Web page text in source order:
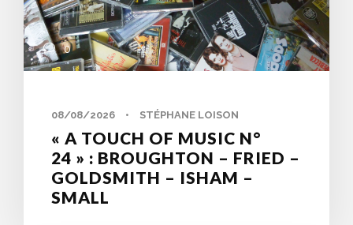
0
08/08/2026 • STÉPHANE LOISON
« A TOUCH OF MUSIC N°
24 » : BROUGHTON – FRIED –
GOLDSMITH – ISHAM –
SMALL